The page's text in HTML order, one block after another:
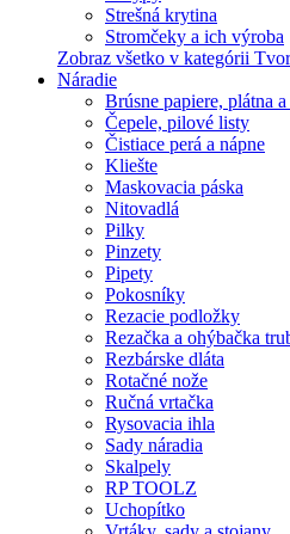
Strešná krytina
Stromčeky a ich výroba
Zobraz všetko v kategórii
Náradie
Brúsne papiere, plátna
Čepele, pilové listy
Čistiace perá a nápne
Kliešte
Maskovacia páska
Nitovadlá
Pilky
Pinzety
Pipety
Pokosníky
Rezacie podložky
Rezačka a ohýbačka
Rezbárske dláta
Rotačné nože
Ručná vrtačka
Rysovacia ihla
Sady náradia
Skalpely
RP TOOLZ
Uchopítko